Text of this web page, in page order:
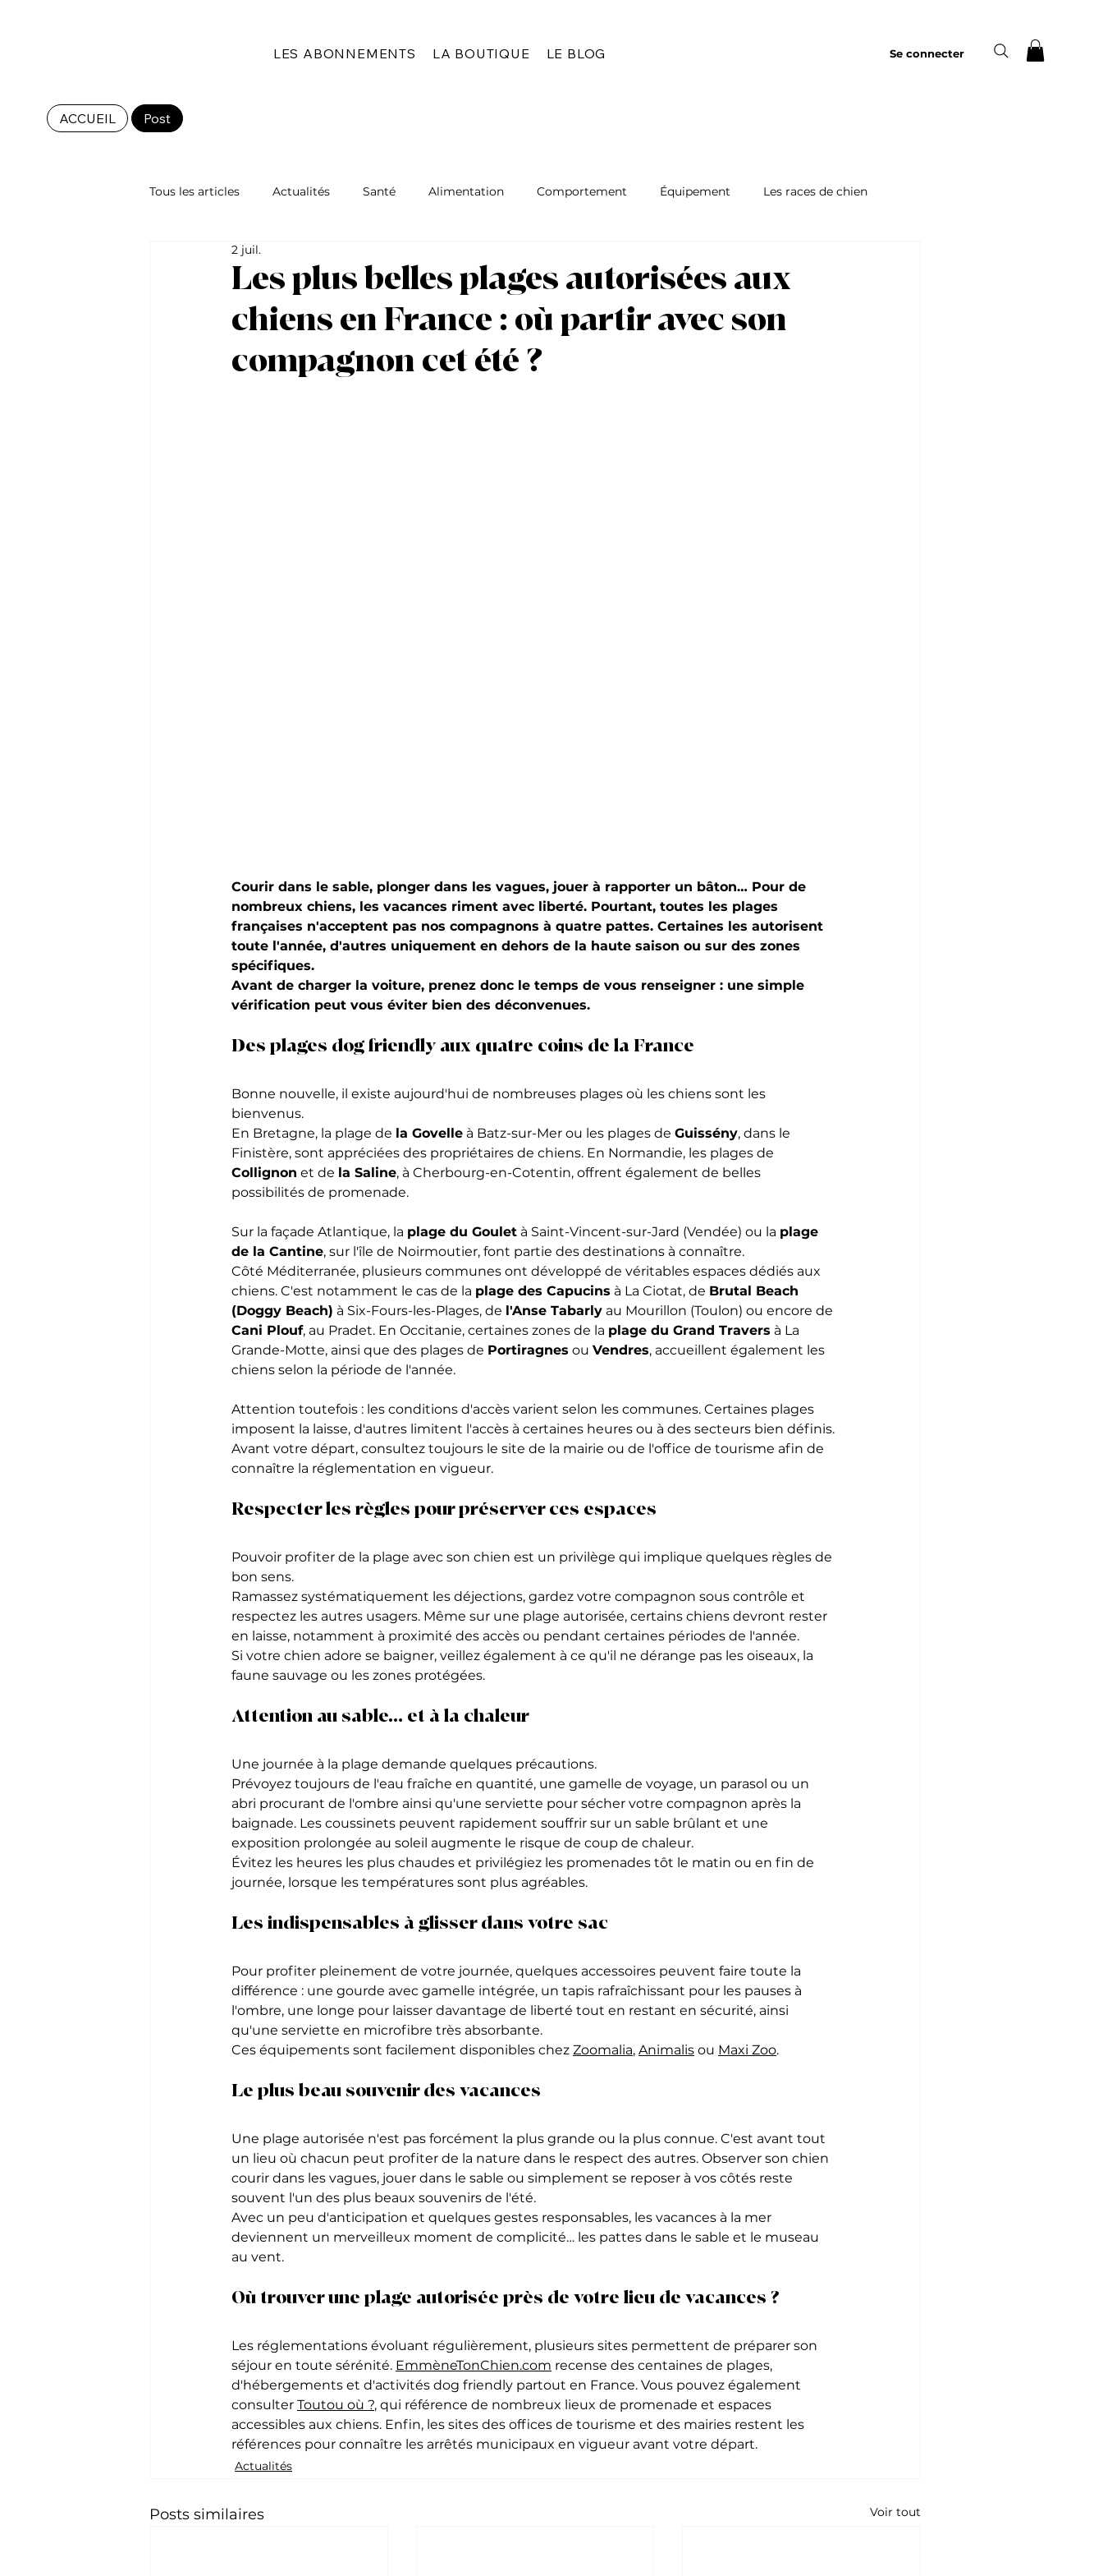
LES ABONNEMENTS LA BOUTIQUE LE BLOG Se connecter
Tous les articles Actualités Santé Alimentation Comportement Équipement Les races de chien
Les races de chat
Les plus belles plages autorisées aux
chiens en France : où partir avec son
compagnon cet été ?
2 juil.
Courir dans le sable, plonger dans les vagues, jouer à rapporter un bâton… Pour de
nombreux chiens, les vacances riment avec liberté. Pourtant, toutes les plages
françaises n'acceptent pas nos compagnons à quatre pattes. Certaines les autorisent
toute l'année, d'autres uniquement en dehors de la haute saison ou sur des zones
spécifiques.
Avant de charger la voiture, prenez donc le temps de vous renseigner : une simple
vérification peut vous éviter bien des déconvenues.
Des plages dog friendly aux quatre coins de la France
Bonne nouvelle, il existe aujourd'hui de nombreuses plages où les chiens sont les
bienvenus.
En Bretagne, la plage de la Govelle à Batz-sur-Mer ou les plages de Guissény, dans le
Finistère, sont appréciées des propriétaires de chiens. En Normandie, les plages de
Collignon et de la Saline, à Cherbourg-en-Cotentin, offrent également de belles
possibilités de promenade.
Sur la façade Atlantique, la plage du Goulet à Saint-Vincent-sur-Jard (Vendée) ou la plage
de la Cantine, sur l'île de Noirmoutier, font partie des destinations à connaître.
Côté Méditerranée, plusieurs communes ont développé de véritables espaces dédiés aux
chiens. C'est notamment le cas de la plage des Capucins à La Ciotat, de Brutal Beach
(Doggy Beach) à Six-Fours-les-Plages, de l'Anse Tabarly au Mourillon (Toulon) ou encore de
Cani Plouf, au Pradet. En Occitanie, certaines zones de la plage du Grand Travers à La
Grande-Motte, ainsi que des plages de Portiragnes ou Vendres, accueillent également les
chiens selon la période de l'année.
Attention toutefois : les conditions d'accès varient selon les communes. Certaines plages
imposent la laisse, d'autres limitent l'accès à certaines heures ou à des secteurs bien définis.
Avant votre départ, consultez toujours le site de la mairie ou de l'office de tourisme afin de
connaître la réglementation en vigueur.
Respecter les règles pour préserver ces espaces
Pouvoir profiter de la plage avec son chien est un privilège qui implique quelques règles de
bon sens.
Ramassez systématiquement les déjections, gardez votre compagnon sous contrôle et
respectez les autres usagers. Même sur une plage autorisée, certains chiens devront rester
en laisse, notamment à proximité des accès ou pendant certaines périodes de l'année.
Si votre chien adore se baigner, veillez également à ce qu'il ne dérange pas les oiseaux, la
faune sauvage ou les zones protégées.
Attention au sable… et à la chaleur
Une journée à la plage demande quelques précautions.
Prévoyez toujours de l'eau fraîche en quantité, une gamelle de voyage, un parasol ou un
abri procurant de l'ombre ainsi qu'une serviette pour sécher votre compagnon après la
baignade. Les coussinets peuvent rapidement souffrir sur un sable brûlant et une
exposition prolongée au soleil augmente le risque de coup de chaleur.
Évitez les heures les plus chaudes et privilégiez les promenades tôt le matin ou en fin de
journée, lorsque les températures sont plus agréables.
Les indispensables à glisser dans votre sac
Pour profiter pleinement de votre journée, quelques accessoires peuvent faire toute la
différence : une gourde avec gamelle intégrée, un tapis rafraîchissant pour les pauses à
l'ombre, une longe pour laisser davantage de liberté tout en restant en sécurité, ainsi
qu'une serviette en microfibre très absorbante.
Ces équipements sont facilement disponibles chez Zoomalia, Animalis ou Maxi Zoo.
Le plus beau souvenir des vacances
Une plage autorisée n'est pas forcément la plus grande ou la plus connue. C'est avant tout
un lieu où chacun peut profiter de la nature dans le respect des autres. Observer son chien
courir dans les vagues, jouer dans le sable ou simplement se reposer à vos côtés reste
souvent l'un des plus beaux souvenirs de l'été.
Avec un peu d'anticipation et quelques gestes responsables, les vacances à la mer
deviennent un merveilleux moment de complicité… les pattes dans le sable et le museau
au vent.
Où trouver une plage autorisée près de votre lieu de vacances ?
Les réglementations évoluant régulièrement, plusieurs sites permettent de préparer son
séjour en toute sérénité. EmmèneTonChien.com recense des centaines de plages,
d'hébergements et d'activités dog friendly partout en France. Vous pouvez également
consulter Toutou où ?, qui référence de nombreux lieux de promenade et espaces
accessibles aux chiens. Enfin, les sites des offices de tourisme et des mairies restent les
références pour connaître les arrêtés municipaux en vigueur avant votre départ.
Actualités
Posts similaires Voir tout
ACCUEIL Post